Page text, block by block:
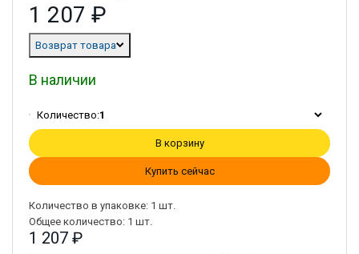
1 207 ₽
Возврат товара
В наличии
Количество:1
В корзину
Купить сейчас
Количество в упаковке: 1 шт.
Общее количество: 1 шт.
1 207 ₽